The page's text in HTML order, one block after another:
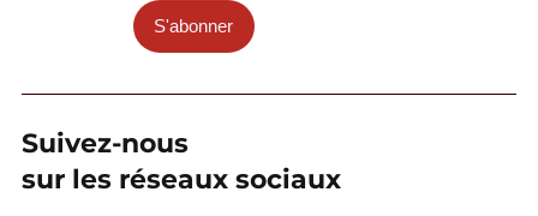
S'abonner
Suivez-nous
sur les réseaux sociaux